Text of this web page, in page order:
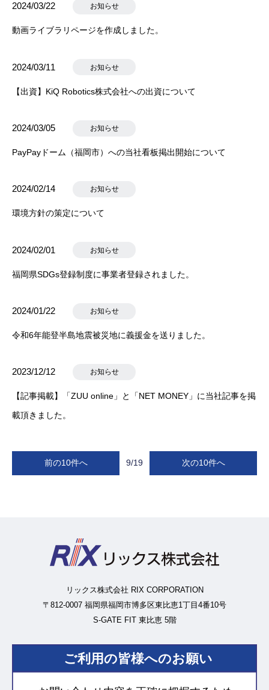
2024/03/22 お知らせ
動画ライブラリページを作成しました。
2024/03/11 お知らせ
【出資】KiQ Robotics株式会社への出資について
2024/03/05 お知らせ
PayPayドーム（福岡市）への当社看板掲出開始について
2024/02/14 お知らせ
環境方針の策定について
2024/02/01 お知らせ
福岡県SDGs登録制度に事業者登録されました。
2024/01/22 お知らせ
令和6年能登半島地震被災地に義援金を送りました。
2023/12/12 お知らせ
【記事掲載】「ZUU online」と「NET MONEY」に当社記事を掲
載頂きました。
前の10件へ 9/19 次の10件へ
リックス株式会社 RIX CORPORATION
〒812-0007 福岡県福岡市博多区東比恵1丁目4番10号
S-GATE FIT 東比恵 5階